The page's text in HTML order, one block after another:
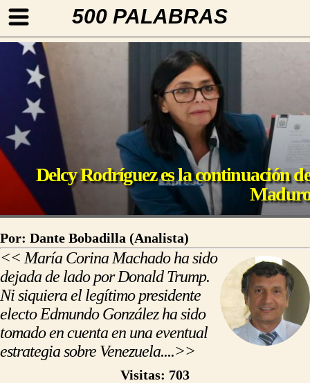
500 PALABRAS
Delcy Rodríguez es la continuación
Por: Dante Bobadilla (Analista)
<< María Corina Machado ha sido
dejada de lado por Donald Trump.
Ni siquiera el legítimo presidente
electo Edmundo González ha sido
tomado en cuenta en una eventual
estrategia sobre Venezuela....>>
Visitas: 703